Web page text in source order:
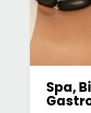
Spa,